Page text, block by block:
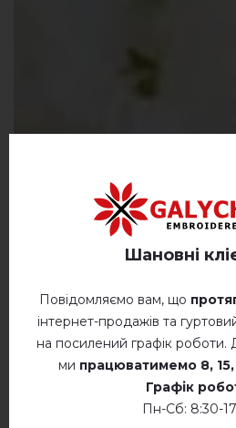
Шановні
Повідомляємо вам, що
інтернет-продажів та
на посилений графік роботи.
ми працюватимемо 8,
Графік
Пн-Сб: 8:30-